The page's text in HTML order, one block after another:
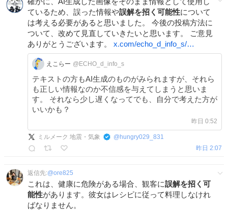
ているため、誤った情報や誤解を招く可能性について
は考える必要があると思いました。 今後の投稿方法に
ついて、改めて見直していきたいと思います。 ご意見
ありがとうございます。 x.com/echo_d_info_s/…
えこらー @ECHO_d_info_s
テキストの方もAI生成のものがみられますが、それら
も正しい情報なのか不信感を与えてしまうと思いま
す。 それなら少し遅くなってでも、自分で考えた方が
いいかも？
昨日 0:52
ミルメーク 地震・気象 @ hungry029_831
昨日 2:07
返信先:@ore825
これは、健康に危険がある場合、観客に誤解を招く可
能性があります。彼女はレシピに従って料理しなけれ
ばなりません。